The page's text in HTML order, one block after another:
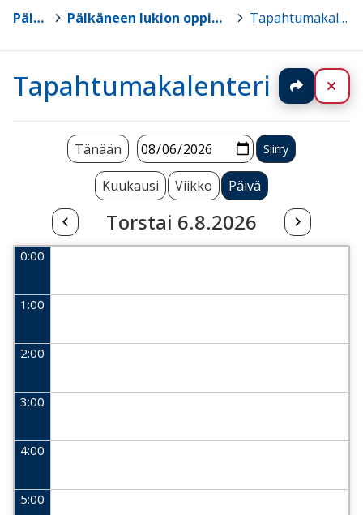
Pälkäne Pälkäneen lukion oppimateriaalisivut > Tapahtumakalenteri
Tapahtumakalenteri Jaa
Kuukausi Viikko Päivä
Torstai 6.8.2026
Tänään
0:00
1:00
2:00
3:00
4:00
5:00